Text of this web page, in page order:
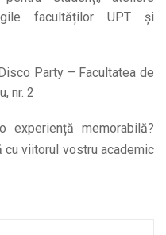
facultăților UPT și
Party – Facultatea de
nr. 2
experiență memorabilă?
viitorul vostru academic